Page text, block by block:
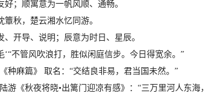
好；顺寓意为一帆风顺、通畅。
簟秋，楚云湘水忆同游。
、开导、说明；辰意为时日、星辰。
不管风吹浪打，胜似闲庭信步。今日得宽余。”
种麻篇》 取名：“交结良非易，君当国未然。”
游《秋夜将晓•出篱门迎凉有感》：“三万里河人东